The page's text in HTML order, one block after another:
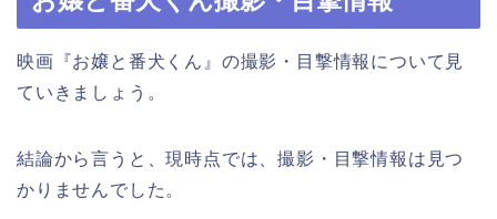
映画『お嬢と番犬くん』の撮影・目撃情報について見
ていきましょう。
結論から言うと、現時点では、撮影・目撃情報は見つ
かりませんでした。